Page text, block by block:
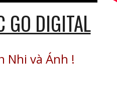
GO DIGITAL
Nhi và Ánh !